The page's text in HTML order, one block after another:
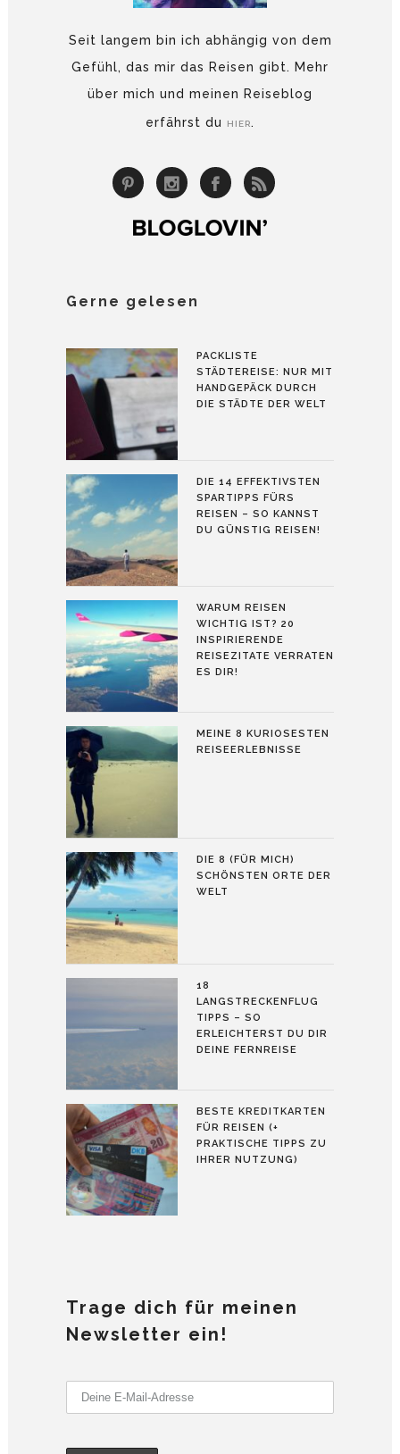
Seit langem bin ich abhängig von dem
Gefühl, das mir das Reisen gibt. Mehr
über mich und meinen Reiseblog
erfährst du
HIER.
Gerne gelesen
PACKLISTE
STÄDTEREISE: NUR MIT
HANDGEPÄCK DURCH
DIE STÄDTE DER WELT
DIE 14 EFFEKTIVSTEN
SPARTIPPS FÜRS
REISEN – SO KANNST
DU GÜNSTIG REISEN!
WARUM REISEN
WICHTIG IST? 20
INSPIRIERENDE
REISEZITATE VERRATEN
ES DIR!
MEINE 8 KURIOSESTEN
REISEERLEBNISSE
DIE 8 (FÜR MICH)
SCHÖNSTEN ORTE DER
WELT
18
LANGSTRECKENFLUG
TIPPS – SO
ERLEICHTERST DU DIR
DEINE FERNREISE
BESTE KREDITKARTEN
FÜR REISEN (+
PRAKTISCHE TIPPS ZU
IHRER NUTZUNG)
Trage dich für meinen
Newsletter ein!